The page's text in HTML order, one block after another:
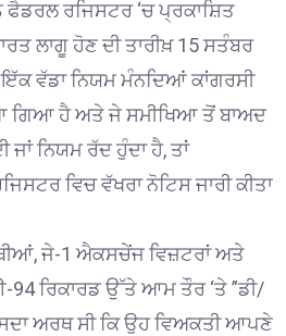
ਰਜਿਸਟਰ ‘ਚ ਪ੍ਰਕਾਸ਼ਿਤ
ਲਾਗੂ ਹੋਣ ਦੀ ਤਾਰੀਖ਼ 15 ਸਤੰਬਰ
ਇੱਕ ਵੱਡਾ ਨਿਯਮ ਮੰਨਦਿਆਂ ਕਾਂਗਰਸੀ
ਗਿਆ ਹੈ ਅਤੇ ਜੇ ਸਮੀਖਿਆ ਤੋਂ ਬਾਅਦ
ਜਾਂ ਨਿਯਮ ਰੱਦ ਹੁੰਦਾ ਹੈ, ਤਾਂ
ਵਿਚ ਵੱਖਰਾ ਨੋਟਿਸ ਜਾਰੀ ਕੀਤਾ
ਜੇ-1 ਐਕਸਚੇਂਜ ਵਿਜ਼ਟਰਾਂ ਅਤੇ
ਰਿਕਾਰਡ ਉੱਤੇ ਆਮ ਤੌਰ ‘ਤੇ ”ਡੀ/
ਅਰਥ ਸੀ ਕਿ ਉਹ ਵਿਅਕਤੀ ਆਪਣੇ